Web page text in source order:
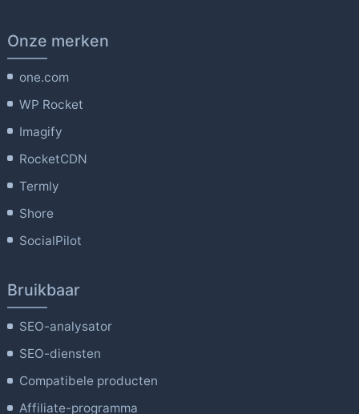
Onze merken
one.com
WP Rocket
Imagify
RocketCDN
Termly
Shore
SocialPilot
Bruikbaar
SEO-analysator
SEO-diensten
Compatibele producten
Affiliate-programma